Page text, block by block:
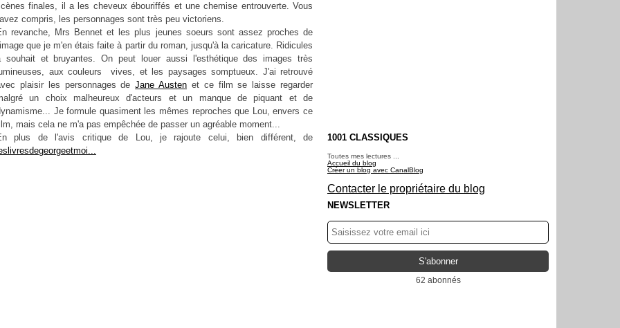
finales, il a les cheveux ébouriffés et une chemise entrouverte. Vous
compris, les personnages sont très peu victoriens.
revanche, Mrs Bennet et les plus jeunes soeurs sont assez proches de
que je m'en étais faite à partir du roman, jusqu'à la caricature. Ridicules
souhait et bruyantes. On peut louer aussi l'esthétique des images très
aux couleurs vives, et les paysages somptueux. J'ai retrouvé
plaisir les personnages deJane Austen et ce film se laisse regarder
un choix malheureux d'acteurs et un manque de piquant et de
Je formule quasiment les mêmes reproches que Lou, envers ce
mais cela ne m'a pas empêchée de passer un agréable moment...
plus de l'avis critique de Lou, je rajoute celui, bien différent, de
1001 CLASSIQUES
Toutes mes lectures ...
Accueil du blog
Créer un blog avec CanalBlog
Contacter le propriétaire du blog
NEWSLETTER
62 abonnés